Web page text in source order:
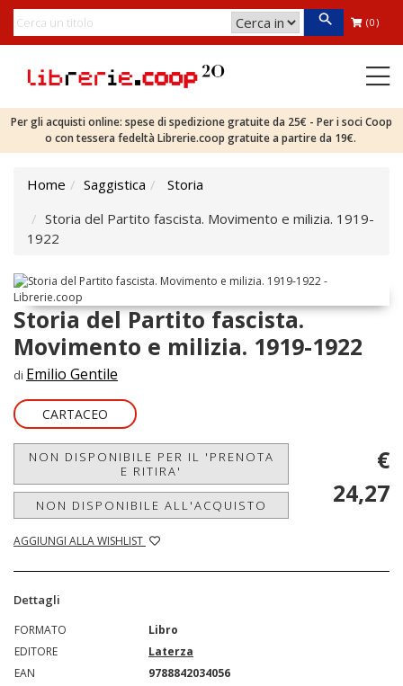
(0)
Per gli acquisti online: spese di spedizione gratuite da 25€ - Per i soci Coop
o con tessera fedeltà Librerie.coop gratuite a partire da 19€.
Home Saggistica
Storia
Storia del Partito fascista. Movimento e milizia. 1919-
1922
Storia del Partito fascista.
Movimento e milizia. 1919-1922
di Emilio Gentile
CARTACEO
NON DISPONIBILE PER IL 'PRENOTA
E RITIRA'
NON DISPONIBILE ALL'ACQUISTO
AGGIUNGI ALLA WISHLIST
€
24,27
Dettagli
FORMATO
Libro
EDITORE
Laterza
EAN
9788842034056